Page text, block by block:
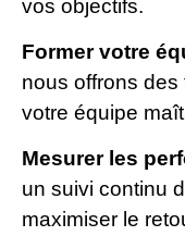
vos objectifs.
Former votre
nous offrons des
votre équipe
Mesurer les
un suivi continu
maximiser le